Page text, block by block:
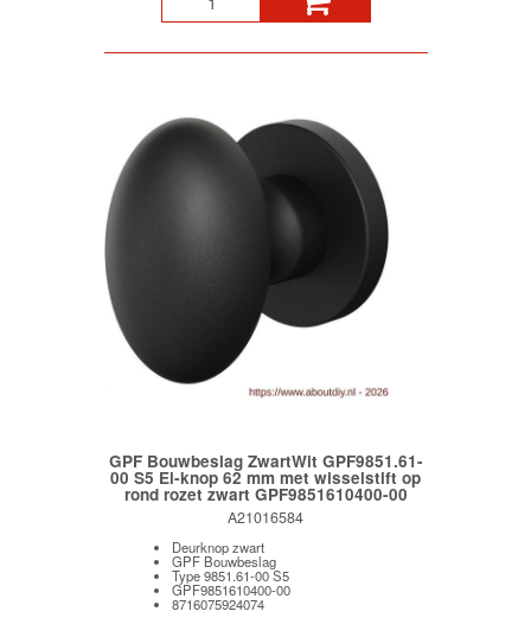
GPF Bouwbeslag ZwartWit GPF9851.61-
00 S5 Ei-knop 62 mm met wisselstift op
rond rozet zwart GPF9851610400-00
A21016584
Deurknop zwart
GPF Bouwbeslag
Type 9851.61-00 S5
GPF9851610400-00
8716075924074